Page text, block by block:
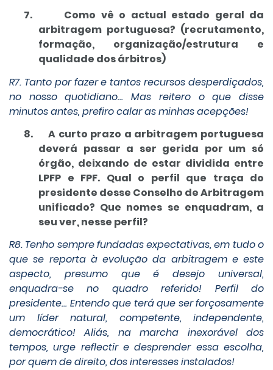
7.
Como vê o actual estado geral da
arbitragem portuguesa? (recrutamento,
formação, organização/estrutura e
qualidade dos árbitros)
R7. Tanto por fazer e tantos recursos desperdiçados,
no nosso quotidiano… Mas reitero o que disse
minutos antes, prefiro calar as minhas acepções!
8.
A curto prazo a arbitragem portuguesa
deverá passar a ser gerida por um só
órgão, deixando de estar dividida entre
LPFP e FPF. Qual o perfil que traça do
presidente desse Conselho de Arbitragem
unificado? Que nomes se enquadram, a
seu ver, nesse perfil?
R8. Tenho sempre fundadas expectativas, em tudo o
que se reporta à evolução da arbitragem e este
aspecto, presumo que é desejo universal,
enquadra-se no quadro referido! Perfil do
presidente… Entendo que terá que ser forçosamente
um líder natural, competente, independente,
democrático! Aliás, na marcha inexorável dos
tempos, urge reflectir e desprender essa escolha,
por quem de direito, dos interesses instalados!